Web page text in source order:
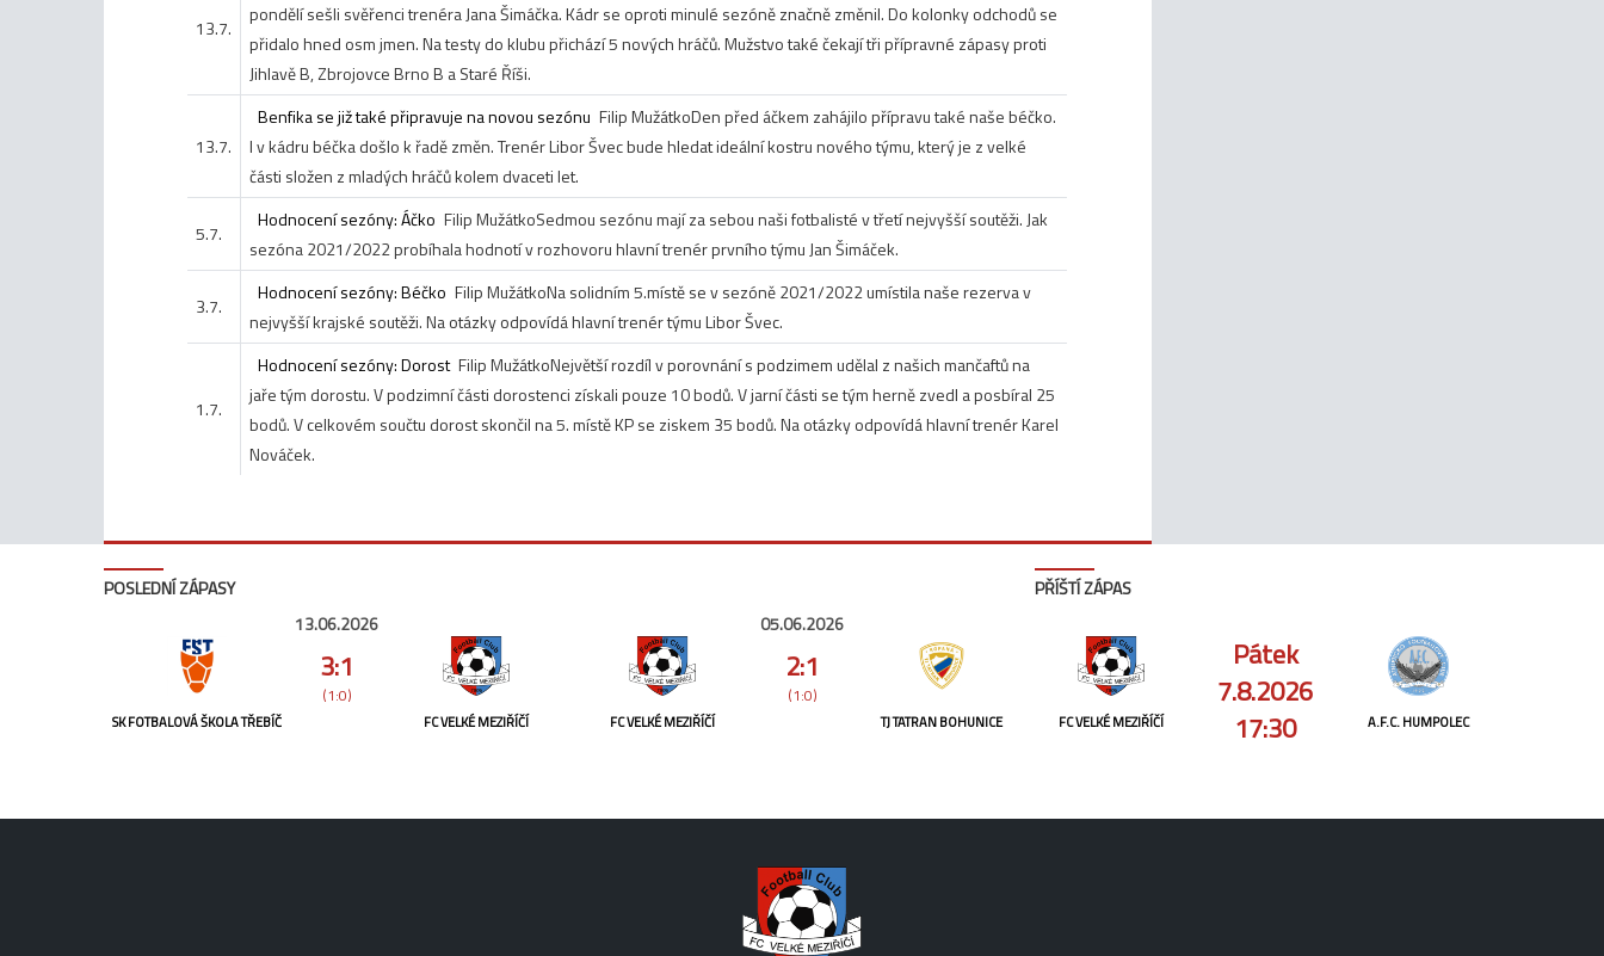
13.7.
pondělí sešli svěřenci trenéra Jana Šimáčka. Kádr se oproti minulé sezóně značně změnil. Do kolonky odchodů se
přidalo hned osm jmen. Na testy do klubu přichází 5 nových hráčů. Mužstvo také čekají tři přípravné zápasy proti
Jihlavě B, Zbrojovce Brno B a Staré Říši.
13.7.
Benfika se již také připravuje na novou sezónu Filip MužátkoDen před áčkem zahájilo přípravu také naše béčko.
I v kádru béčka došlo k řadě změn. Trenér Libor Švec bude hledat ideální kostru nového týmu, který je z velké
části složen z mladých hráčů kolem dvaceti let.
5.7.
Hodnocení sezóny: Áčko Filip MužátkoSedmou sezónu mají za sebou naši fotbalisté v třetí nejvyšší soutěži. Jak
sezóna 2021/2022 probíhala hodnotí v rozhovoru hlavní trenér prvního týmu Jan Šimáček.
3.7.
Hodnocení sezóny: Béčko Filip MužátkoNa solidním 5.místě se v sezóně 2021/2022 umístila naše rezerva v
nejvyšší krajské soutěži. Na otázky odpovídá hlavní trenér týmu Libor Švec.
1.7.
Hodnocení sezóny: Dorost Filip MužátkoNejvětší rozdíl v porovnání s podzimem udělal z našich mančaftů na
jaře tým dorostu. V podzimní části dorostenci získali pouze 10 bodů. V jarní části se tým herně zvedl a posbíral 25
bodů. V celkovém součtu dorost skončil na 5. místě KP se ziskem 35 bodů. Na otázky odpovídá hlavní trenér Karel
Nováček.
POSLEDNÍ ZÁPASY
SK FOTBALOVÁ ŠKOLA TŘEBÍČ
13.06.2026
3:1
(1:0)
FC VELKÉ MEZIŘÍČÍ FC VELKÉ MEZIŘÍČÍ
05.06.2026
2:1
(1:0)
TJ TATRAN BOHUNICE
PŘÍŠTÍ ZÁPAS
FC VELKÉ MEZIŘÍČÍ
Pátek
7.8.2026
17:30
A.F.C. HUMPOLEC